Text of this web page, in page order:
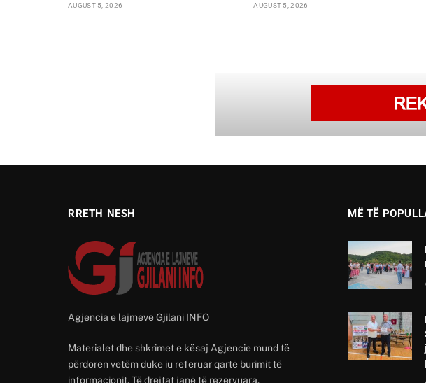
AUGUST 5, 2026 AUGUST 5, 2026
RRETH NESH
Agjencia e lajmeve Gjilani INFO
Materialet dhe shkrimet e kësaj Agjencie mund të
përdoren vetëm duke iu referuar qartë burimit të
informacionit. Të drejtat janë të rezervuara.
MË TË